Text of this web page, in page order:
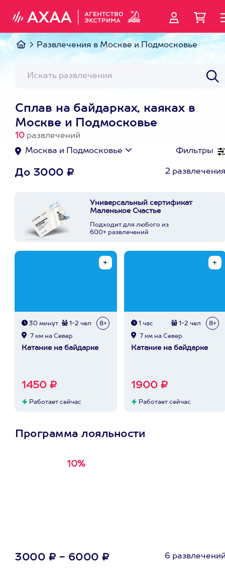
Развлечения в Москве и Подмосковье
Сплав на байдарках, каяках в
Москве и Подмосковье
10 развлечений
Фильтры
Москва и Подмосковье
До 3000 ₽ 2
Универсальный сертификат
Маленькое Счастье
Подходит для любого из
600+ развлечений
30 минут 1-2 чел 8+
7 км на Север
Катание на байдарке
1450 ₽
Работает сейчас
1 час 1-2 чел 8+
7 км на Север
Катание на байдарке
1900 ₽
Работает сейчас
Программа лояльности
10%
3000 ₽ - 6000 ₽ 6